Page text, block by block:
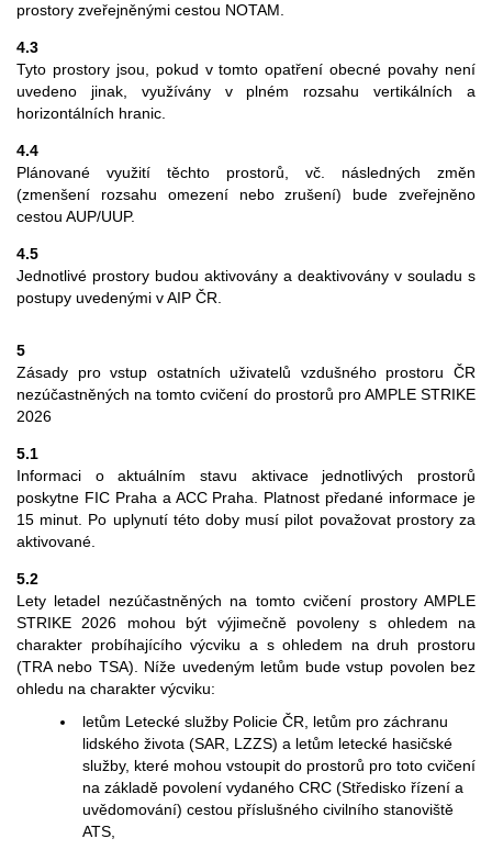
prostory zveřejněnými cestou NOTAM.
4.3
Tyto prostory jsou, pokud v tomto opatření obecné povahy není
uvedeno jinak, využívány v plném rozsahu vertikálních a
horizontálních hranic.
4.4
Plánované využití těchto prostorů, vč. následných změn
(zmenšení rozsahu omezení nebo zrušení) bude zveřejněno
cestou AUP/UUP.
4.5
Jednotlivé prostory budou aktivovány a deaktivovány v souladu s
postupy uvedenými v AIP ČR.
5
Zásady pro vstup ostatních uživatelů vzdušného prostoru ČR
nezúčastněných na tomto cvičení do prostorů pro AMPLE STRIKE
2026
5.1
Informaci o aktuálním stavu aktivace jednotlivých prostorů
poskytne FIC Praha a ACC Praha. Platnost předané informace je
15 minut. Po uplynutí této doby musí pilot považovat prostory za
aktivované.
5.2
Lety letadel nezúčastněných na tomto cvičení prostory AMPLE
STRIKE 2026 mohou být výjimečně povoleny s ohledem na
charakter probíhajícího výcviku a s ohledem na druh prostoru
(TRA nebo TSA). Níže uvedeným letům bude vstup povolen bez
ohledu na charakter výcviku:
letům Letecké služby Policie ČR, letům pro záchranu
lidského života (SAR, LZZS) a letům letecké hasičské
služby, které mohou vstoupit do prostorů pro toto cvičení
na základě povolení vydaného CRC (Středisko řízení a
uvědomování) cestou příslušného civilního stanoviště
ATS,